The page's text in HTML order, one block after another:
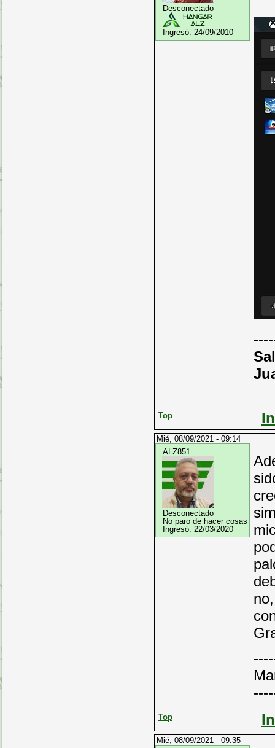
Desconectado
Ingresó: 24/09/2010
Top
Mié, 08/09/2021 - 09:14
ALZ851
Desconectado
No paro de hacer cosas
Ingresó: 22/03/2020
Top
Mié, 08/09/2021 - 09:35